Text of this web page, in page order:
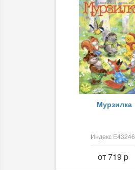
Мурзилка
Индекс Е43246
от 719 p